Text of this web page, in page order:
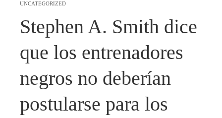
UNCATEGORIZED
Stephen A. Smith dice
que los entrenadores
negros no deberían
postularse para los